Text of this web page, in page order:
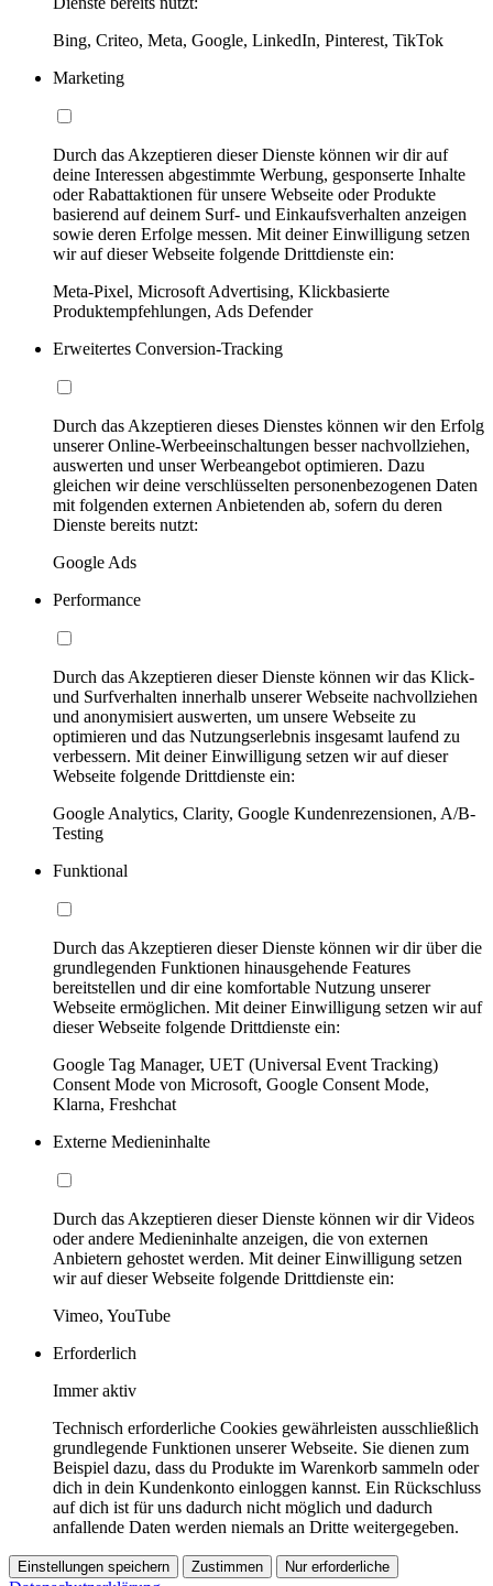
Bing, Criteo, Meta, Google, LinkedIn, Pinterest, TikTok
Marketing
Durch das Akzeptieren dieser Dienste können wir dir auf
deine Interessen abgestimmte Werbung, gesponserte Inhalte
oder Rabattaktionen für unsere Webseite oder Produkte
basierend auf deinem Surf- und Einkaufsverhalten anzeigen
sowie deren Erfolge messen. Mit deiner Einwilligung setzen
wir auf dieser Webseite folgende Drittdienste ein:
Meta-Pixel, Microsoft Advertising, Klickbasierte
Produktempfehlungen, Ads Defender
Erweitertes Conversion-Tracking
Durch das Akzeptieren dieses Dienstes können wir den Erfolg
unserer Online-Werbeeinschaltungen besser nachvollziehen,
auswerten und unser Werbeangebot optimieren. Dazu
gleichen wir deine verschlüsselten personenbezogenen Daten
mit folgenden externen Anbietenden ab, sofern du deren
Dienste bereits nutzt:
Google Ads
Performance
Durch das Akzeptieren dieser Dienste können wir das Klick-
und Surfverhalten innerhalb unserer Webseite nachvollziehen
und anonymisiert auswerten, um unsere Webseite zu
optimieren und das Nutzungserlebnis insgesamt laufend zu
verbessern. Mit deiner Einwilligung setzen wir auf dieser
Webseite folgende Drittdienste ein:
Google Analytics, Clarity, Google Kundenrezensionen, A/B-
Testing
Funktional
Durch das Akzeptieren dieser Dienste können wir dir über die
grundlegenden Funktionen hinausgehende Features
bereitstellen und dir eine komfortable Nutzung unserer
Webseite ermöglichen. Mit deiner Einwilligung setzen wir auf
dieser Webseite folgende Drittdienste ein:
Google Tag Manager, UET (Universal Event Tracking)
Consent Mode von Microsoft, Google Consent Mode,
Klarna, Freshchat
Externe Medieninhalte
Durch das Akzeptieren dieser Dienste können wir dir Videos
oder andere Medieninhalte anzeigen, die von externen
Anbietern gehostet werden. Mit deiner Einwilligung setzen
wir auf dieser Webseite folgende Drittdienste ein:
Vimeo, YouTube
Erforderlich
Immer aktiv
Technisch erforderliche Cookies gewährleisten ausschließlich
grundlegende Funktionen unserer Webseite. Sie dienen zum
Beispiel dazu, dass du Produkte im Warenkorb sammeln oder
dich in dein Kundenkonto einloggen kannst. Ein Rückschluss
auf dich ist für uns dadurch nicht möglich und dadurch
anfallende Daten werden niemals an Dritte weitergegeben.
Einstellungen speichern Zustimmen Nur erforderliche